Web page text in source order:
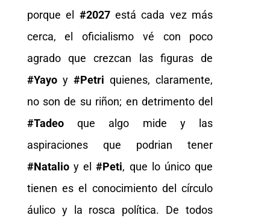
porque el #2027está cada vez más
cerca, el oficialismo vé con poco
agrado que crezcan las figuras de
#Yayoy#Petri quienes, claramente,
no son de su riñon; en detrimento del
#Tadeoque algo mide y las
aspiraciones que podrian tener
#Natalio y el#Peti, que lo único que
tienen es el conocimiento del círculo
áulico y la rosca política. De todos